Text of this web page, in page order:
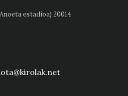
estadioa) 20014